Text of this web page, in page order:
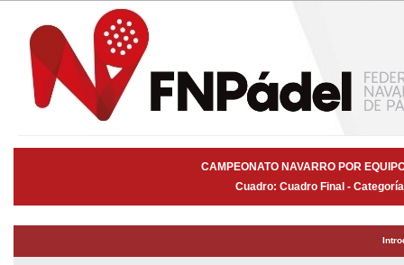
CAMPEONATO NAVARRO POR
Cuadro: Cuadro Final -